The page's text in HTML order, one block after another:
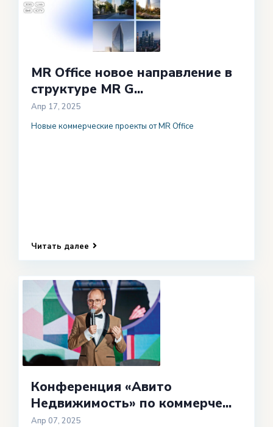
MR Office новое направление в
структуре MR G...
Апр 17, 2025
Новые коммерческие проекты от MR Office
Читать далее
Конференция «Авито
Недвижимость» по коммерче...
Апр 07, 2025